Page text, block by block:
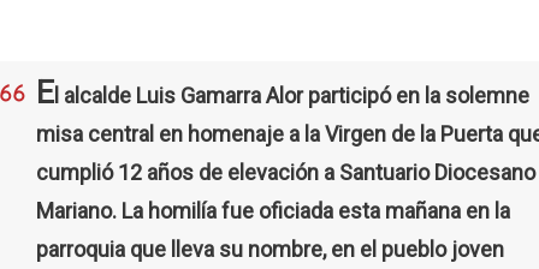
El alcalde Luis Gamarra Alor participó en la solemne
misa central en homenaje a la Virgen de la Puerta
cumplió 12 años de elevación a Santuario Diocesano
Mariano. La homilía fue oficiada esta mañana en la
parroquia que lleva su nombre, en el pueblo joven